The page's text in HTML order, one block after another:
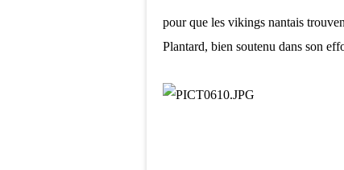
pour que les vikings nantais
Plantard, bien soutenu dans son